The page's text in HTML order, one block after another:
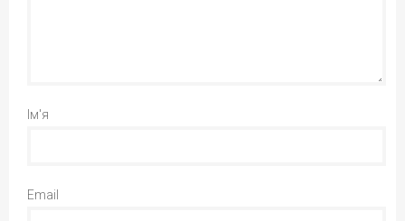
Ім'я
Email